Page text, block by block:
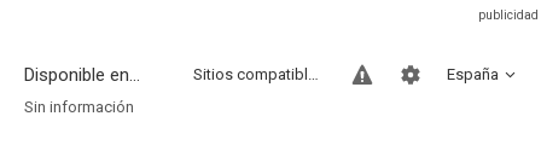
Disponible en... España
Sitios compatibles
Sin información